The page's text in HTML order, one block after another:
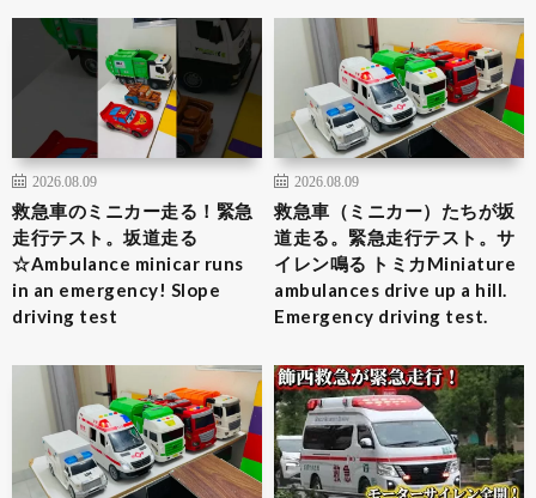
2026.08.09
救急車のミニカー走る！緊急
走行テスト。坂道走る
☆Ambulance minicar runs
in an emergency! Slope
driving test
2026.08.09
救急車（ミニカー）たちが坂
道走る。緊急走行テスト。サ
イレン鳴る トミカMiniature
ambulances drive up a hill.
Emergency driving test.